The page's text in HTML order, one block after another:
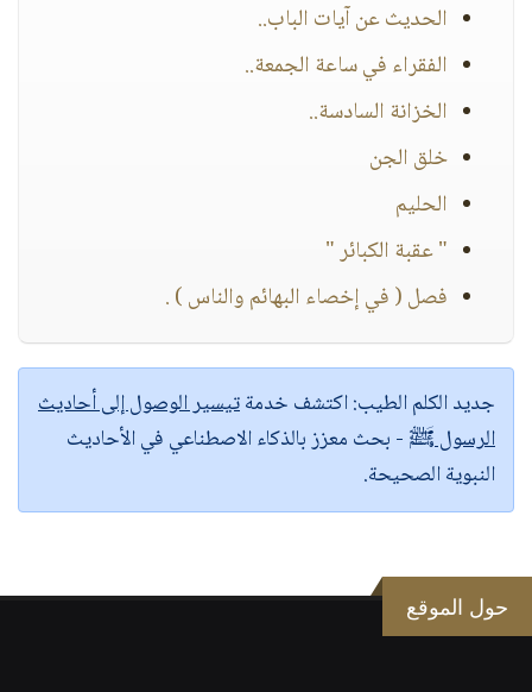
الحديث عن آيات الباب..
الفقراء في ساعة الجمعة..
الخزانة السادسة..
خلق الجن
الحليم
" عقبة الكبائر "
فصل ( في إخصاء البهائم والناس ) .
جديد الكلم الطيب:اكتشف خدمةتيسير الوصول إلى أحاديث
الرسول ﷺ - بحث معزز بالذكاء الاصطناعي في الأحاديث
النبوية الصحيحة.
حول الموقع